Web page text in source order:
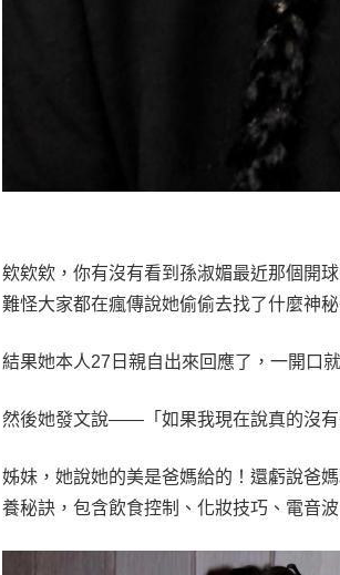
欸欸欸，你有沒有看到孫淑媚最近那個開
難怪大家都在瘋傳說她偷偷去找了什麼神秘
結果她本人27日親自出來回應了，一開
然後她發文說——「如果我現在說真的沒有
姊妹，她說她的美是爸媽給的！還虧說爸
養秘訣，包含飲食控制、化妝技巧、電音